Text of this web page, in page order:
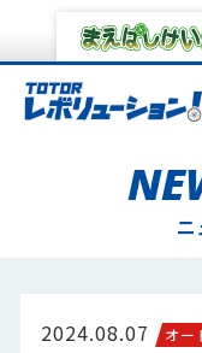
2024.08.07 オー